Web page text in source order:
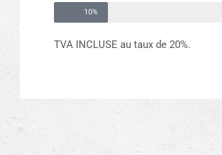
10%
TVA INCLUSE au taux de 20%.